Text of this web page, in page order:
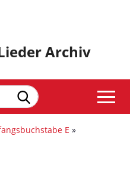
Archiv
E »